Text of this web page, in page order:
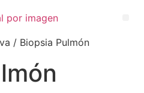
/ Biopsia Pulmón